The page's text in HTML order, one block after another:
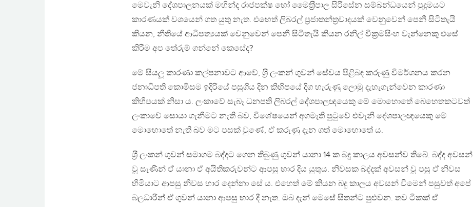
මෙවැනි දේශපාලනයක් මහින්ද රාජපක්ෂ හෝ මෛත‍්‍රීපාල සිරිසේන සම්බන්ධයෙන් පුදුමයට
කාරණයක් වශයෙන් ගත යුතු නැත. එහෙත් ලිබරල් ප‍්‍රජාතන්ත‍්‍රවාදයක් වෙනුවෙන් පෙනී සිටිතැයි
කියන, නීතියේ ආධිපත්‍යයක් වෙනුවෙන් පෙනී සිටිතැයි කියන රනිල් වික‍්‍රමසිංහ වැන්නෙකු එසේ
කිරීම අප තේරුම් ගන්නේ කෙසේද?
මේ සියලූ කාරණා කල්පනාවට ආවේ, ශ‍්‍රී ලංකන් ගුවන් සේවය පිළිබඳ කරුණු විමර්ශනය කරන
ජනාධිපති කොමිසම ඉදිරියේ පසුගිය දින කිහිපයේ දිග හැරුණු ලොමු දැහැගැන්වෙන කාරණා
කිහිපයක් නිසා ය. ලංකාවේ සැබෑ ධනපති ලිබරල් දේශපාලඥයෙකු මේ මොහොතේ බෙහෙතකටවත්
ලංකාවේ සොයා ගැනීමට නැති බව, විශේෂයෙන් අගමැති පුටුවේ එවැනි දේශපාලඥයෙකු මේ
මොහොතේ නැති බව මට පසක් වුණේ, ඒ කරුණු දැන ගත් මොහොතේ ය.
ශ‍්‍රී ලංකන් ගුවන් සමාගම බද්දට ගෙන තිබුණු ගුවන් යානා 14 ක බදු කාලය අවසන්ව තිබේ. බද්ද අවසන්
වූ සැණින් ඒ යානා ඒ අයිතිකරුවන්ට ආපසු භාර දිය යුතුය. නිවසක බද්දක් අවසන් වූ පසු ඒ නිවස
හිමියාට ආපසු නිවස භාර දෙන්නා සේ ය. එහෙත් මේ කියන බදු කාලය අවසන් වීමෙන් පසුවත් අපේ
බලධාරීන් ඒ ගුවන් යානා ආපසු භාර දී නැත. ඔබ දැන් මෙසේ සිතන්ට පුළුවන. තව ටිකක් ඒ